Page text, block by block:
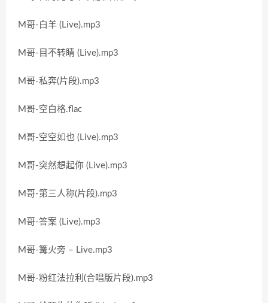
M哥-白羊 (Live).mp3
M哥-目不转睛 (Live).mp3
M哥-私奔(片段).mp3
M哥-空白格.flac
M哥-空空如也 (Live).mp3
M哥-突然想起你 (Live).mp3
M哥-第三人称(片段).mp3
M哥-答案 (Live).mp3
M哥-篝火旁 – Live.mp3
M哥-粉红法拉利(合唱版片段).mp3